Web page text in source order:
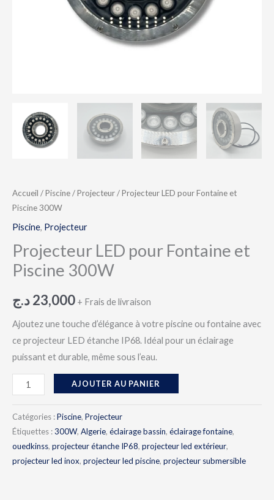
Accueil /Piscine/Projecteur/ Projecteur LED pour Fontaine et
Piscine 300W
Piscine, Projecteur
Projecteur LED pour Fontaine et
Piscine 300W
23,000د.ج + Frais de livraison
Ajoutez une touche d’élégance à votre piscine ou fontaine avec
ce projecteur LED étanche IP68. Idéal pour un éclairage
puissant et durable, même sous l’eau.
AJOUTER AU PANIER
Catégories :Piscine, Projecteur
Étiquettes :300W, Algerie, éclairage bassin, éclairage fontaine,
ouedkinss, projecteur étanche IP68, projecteur led extérieur,
projecteur led inox, projecteur led piscine, projecteur submersible